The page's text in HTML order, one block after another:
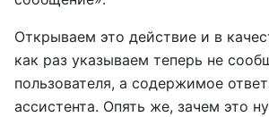
Открываем это действие и в
как раз указываем теперь не
пользователя, а содержимое
ассистента. Опять же, зачем это